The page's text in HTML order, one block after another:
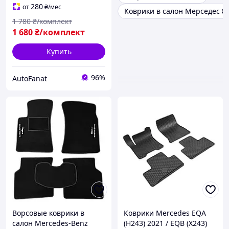
Чехия (P222494)
от280₴/мес
1 680₴/комплект
1 780 ₴/комплект
Купить
AutoFanat 96%
Коврики в салон Мерседес
Ворсовые коврики в
салон Mercedes-Benz
Коврики Mercedes EQA
(H243) 2021 / EQB (X243)